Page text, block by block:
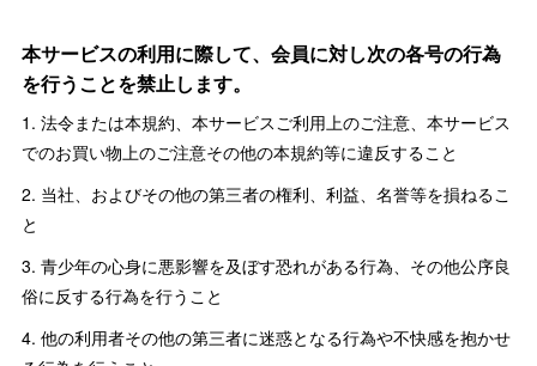
本サービスの利用に際して、会員に対し次の各号の行為
を行うことを禁止します。
1. 法令または本規約、本サービスご利用上のご注意、本サービス
でのお買い物上のご注意その他の本規約等に違反すること
2. 当社、およびその他の第三者の権利、利益、名誉等を損ねるこ
と
3. 青少年の心身に悪影響を及ぼす恐れがある行為、その他公序良
俗に反する行為を行うこと
4. 他の利用者その他の第三者に迷惑となる行為や不快感を抱かせ